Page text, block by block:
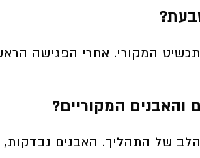
המקורי. אחרי הפגישה
המקוריים?
של התהליך. האבנים